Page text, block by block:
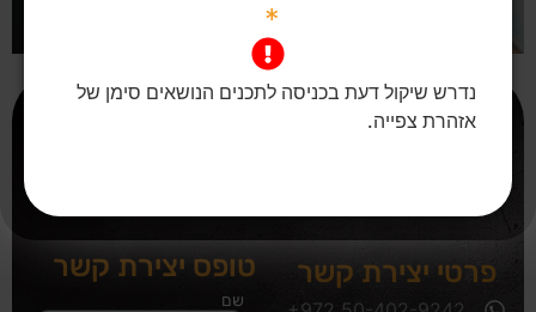
פרטי יצירת קשר טופס יצירת קשר
שם
*
נדרש שיקול דעת בכניסה לתכנים הנושאים סימן של
אזהרת צפייה.